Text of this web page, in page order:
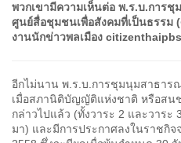
พวกเขามีความเห็นต่อ พ.ร.บ.การ
ศูนย์สื่อชุมชนเพื่อสังคมที่เป็นธรรม
งานนักข่าวพลเมือง
อีกไม่นาน พ.ร.บ.การชุมนุมสาธาร
เมื่อสภานิติบัญญัติแห่งชาติ หรือสน
กล่าวไปแล้ว (ทั้งวาระ 2 และวาร
มา) และมีการประกาศลงในราชกิจ